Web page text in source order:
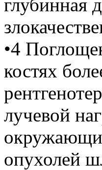
глубинная
•4
костях
лучевой
опухолей